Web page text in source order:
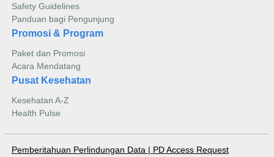
Safety Guidelines
Panduan bagi Pengunjung
Promosi & Program
Paket dan Promosi
Acara Mendatang
Pusat Kesehatan
Kesehatan A-Z
Health Pulse
Pemberitahuan Perlindungan Data | PD Access Request